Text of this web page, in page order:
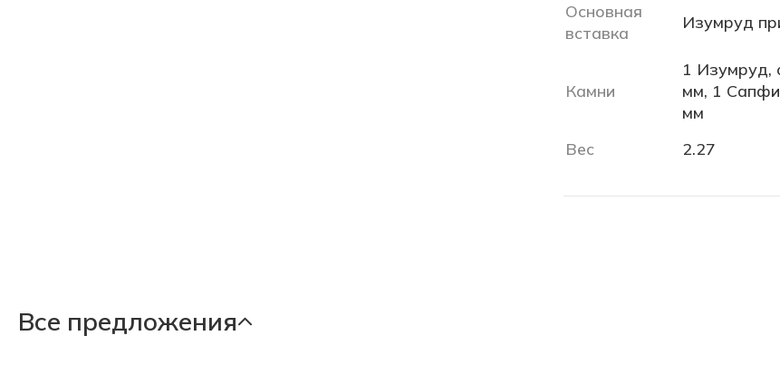
Основная
вставка
Изумруд
Камни
1 Изумруд,
мм, 1
мм
Вес
2.27
Все предложения